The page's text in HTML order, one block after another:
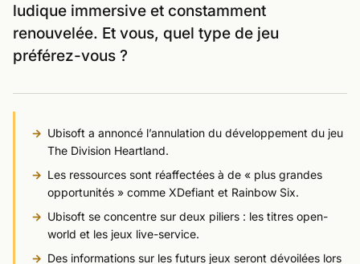
ludique immersive et constamment
renouvelée. Et vous, quel type de jeu
préférez-vous ?
Ubisoft a annoncé l’annulation du développement du jeu
The Division Heartland.
Les ressources sont réaffectées à de « plus grandes
opportunités » comme XDefiant et Rainbow Six.
Ubisoft se concentre sur deux piliers : les titres open-
world et les jeux live-service.
Des informations sur les futurs jeux seront dévoilées lors